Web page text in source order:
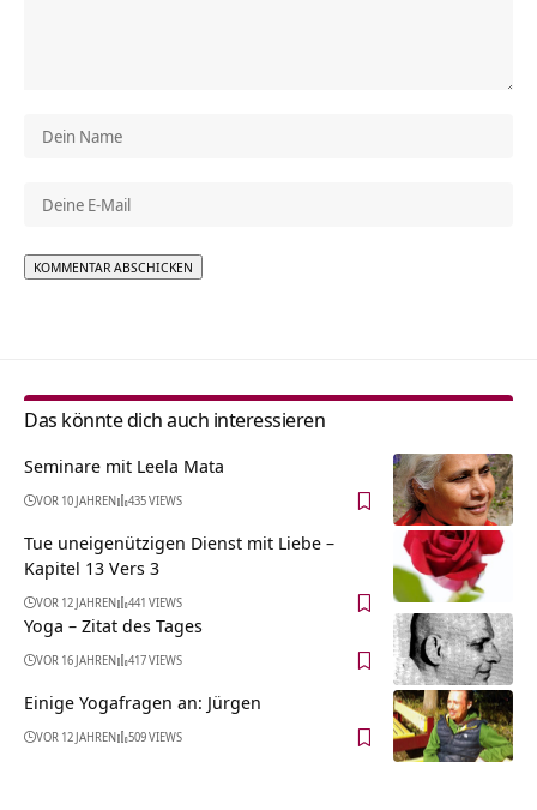
Das könnte dich auch interessieren
Seminare mit Leela Mata
VOR 10 JAHREN 435 VIEWS
Tue uneigenützigen Dienst mit Liebe –
Kapitel 13 Vers 3
VOR 12 JAHREN 441 VIEWS
Yoga – Zitat des Tages
VOR 16 JAHREN 417 VIEWS
Einige Yogafragen an: Jürgen
VOR 12 JAHREN 509 VIEWS